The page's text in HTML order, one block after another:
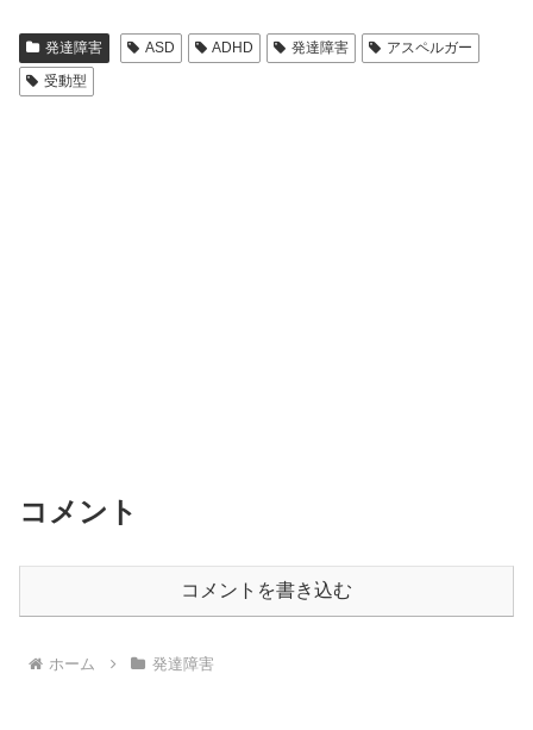
e
c
e
ail
発達障害 ASD ADHD 発達障害
アスペルガー
受動型
コメント
コメントを書き込む
ホーム 発達障害